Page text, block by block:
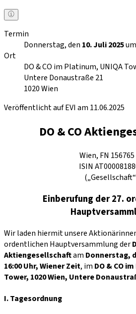
Termin
Donnerstag, den 10. Juli 2025
Ort
DO & CO im Platinum, UNIQA
Untere Donaustraße 21
1020Wien
Veröffentlicht auf EVI am 11.06.2025
DO & CO
Wien, FN
ISIN
Einberufung der 27.
Wir laden hiermit unsere
ordentlichen Hauptversammlung der
Aktiengesellschaftam Donnerstag,
16:00 Uhr, Wiener Zeit, im DO & CO
Tower, 1020 Wien, Untere
I. Tagesordnung